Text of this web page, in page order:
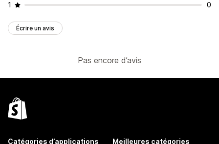
1
0
Écrire un avis
Pas encore d’avis
Catégories d’applications Meilleures catégories